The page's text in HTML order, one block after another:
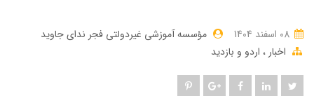
مؤسسه آموزشی غیردولتی فجر ندای جاوید
اخبار
اردو و بازدید